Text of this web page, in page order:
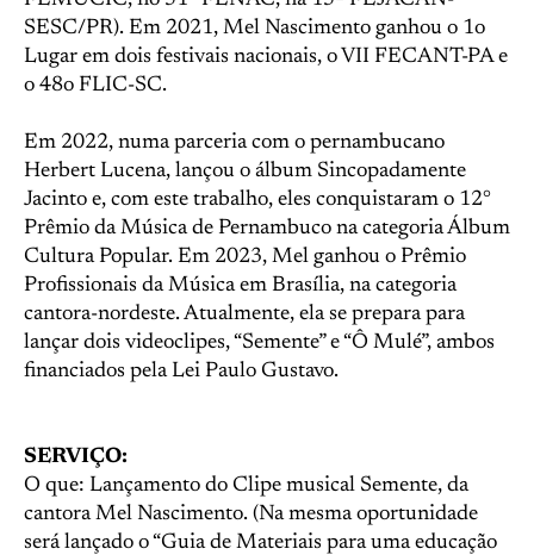
SESC/PR). Em 2021, Mel Nascimento ganhou o 1o
Lugar em dois festivais nacionais, o VII FECANT-PA e
o 48o FLIC-SC.
Em 2022, numa parceria com o pernambucano
Herbert Lucena, lançou o álbum Sincopadamente
Jacinto e, com este trabalho, eles conquistaram o 12°
Prêmio da Música de Pernambuco na categoria Álbum
Cultura Popular. Em 2023, Mel ganhou o Prêmio
Profissionais da Música em Brasília, na categoria
cantora-nordeste. Atualmente, ela se prepara para
lançar dois videoclipes, “Semente” e “Ô Mulé”, ambos
financiados pela Lei Paulo Gustavo.
SERVIÇO:
O que: Lançamento do Clipe musical Semente, da
cantora Mel Nascimento. (Na mesma oportunidade
será lançado o “Guia de Materiais para uma educação